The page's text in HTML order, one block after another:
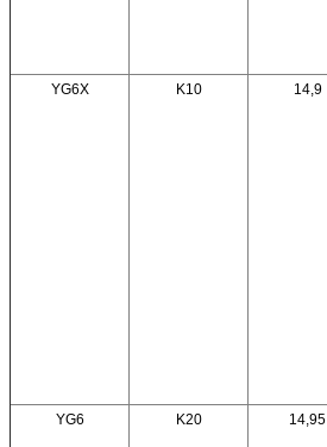
YG6X K10 14,9
YG6 K20 14,95